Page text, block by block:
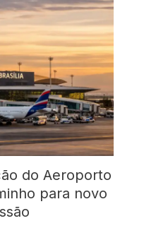
do Aeroporto
para novo